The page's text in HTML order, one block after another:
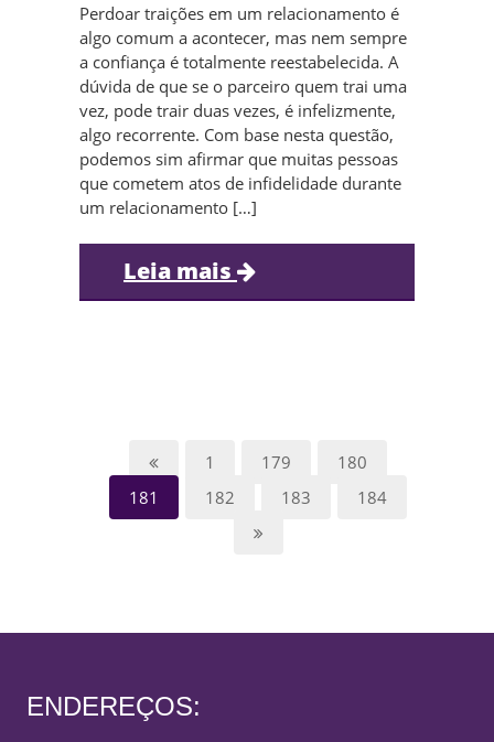
Perdoar traições em um relacionamento é
algo comum a acontecer, mas nem sempre
a confiança é totalmente reestabelecida. A
dúvida de que se o parceiro quem trai uma
vez, pode trair duas vezes, é infelizmente,
algo recorrente. Com base nesta questão,
podemos sim afirmar que muitas pessoas
que cometem atos de infidelidade durante
um relacionamento […]
Leia mais
1 179
180
181
182 183 184
ENDEREÇOS: